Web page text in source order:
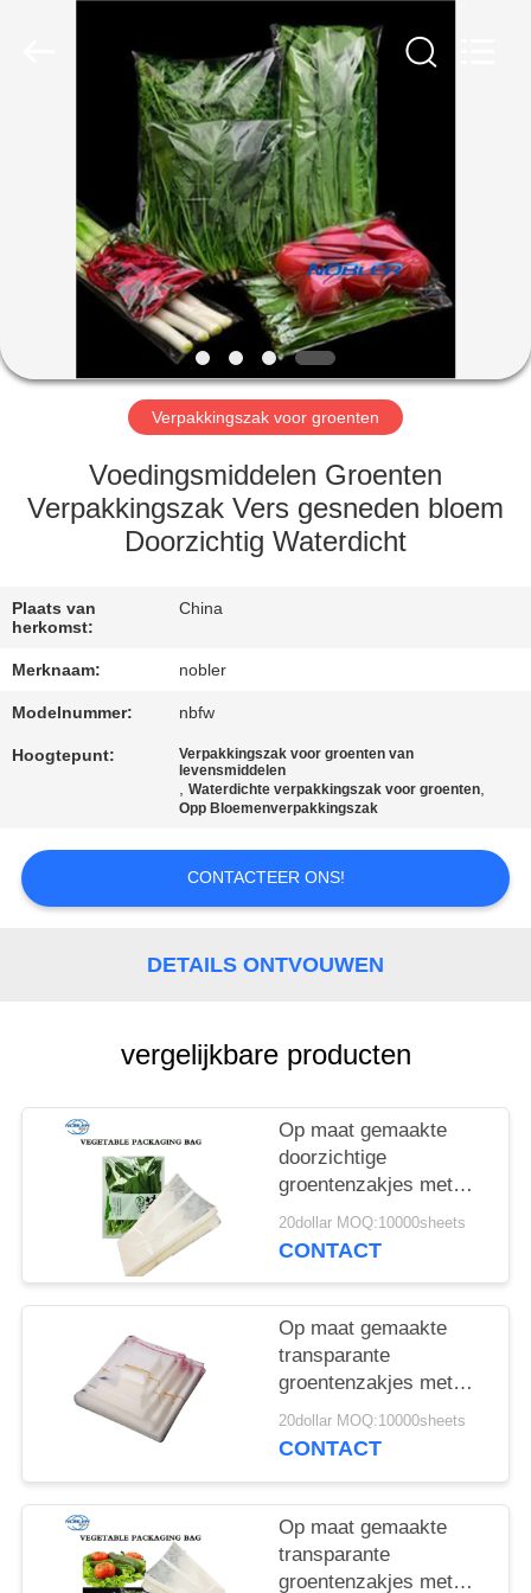
PRODUCTEN
VIDEO'S
OVER
ONS
FABRIEKSTOCHT
KWALITEITSCONTROLE
NEEM
ONS
OP
NIEUWS
VRAAG
COMPANY
NEWS
SITEMAP
PRIVACYBELEID
Verpakkingszak voor groenten
Voedingsmiddelen Groenten
Verpakkingszak Vers gesneden bloem
Doorzichtig Waterdicht
Plaats van
herkomst:
China
Merknaam: nobler
Modelnummer: nbfw
Hoogtepunt:
Verpakkingszak voor groenten van
levensmiddelen
,Waterdichte verpakkingszak voor groenten,
Opp Bloemenverpakkingszak
CONTACTEER ONS!
DETAILS ONTVOUWEN
vergelijkbare producten
Op maat gemaakte
doorzichtige
groentenzakjes met
meerdere specificaties
en luchtgaten
20dollar MOQ:10000sheets
CONTACT
Op maat gemaakte
transparante
groentenzakjes met
meerdere specificaties
en luchtgaten
20dollar MOQ:10000sheets
CONTACT
Op maat gemaakte
transparante
groentenzakjes met